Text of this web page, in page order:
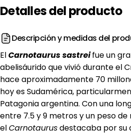
Detallesdelproducto
Descripción y medidas del
ElCarnotaurus sastreifue un
abelisáurido que vivió durante el
hace aproximadamente 70
hoy es Sudamérica,
Patagonia argentina. Con una
entre 7.5 y 9 metros y un peso
elCarnotaurusdestacaba por su